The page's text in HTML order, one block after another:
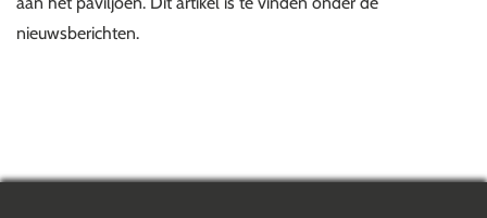
nieuwsberichten.